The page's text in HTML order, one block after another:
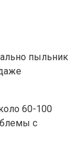
пыльник
60-100
с